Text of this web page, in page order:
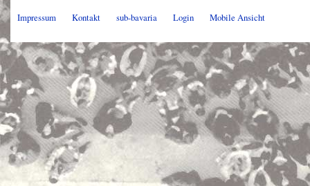
Impressum Kontakt sub-bavaria Login Mobile Ansicht